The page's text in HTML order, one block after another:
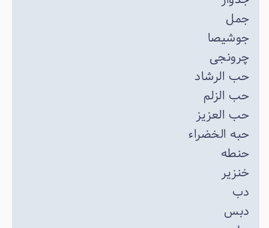
جمل
جوشیصا
چرونجی
حب الرشاد
حب الزلم
حب العزیز
حبه الخضراء
حنطه
خنزیر
دب
دبس